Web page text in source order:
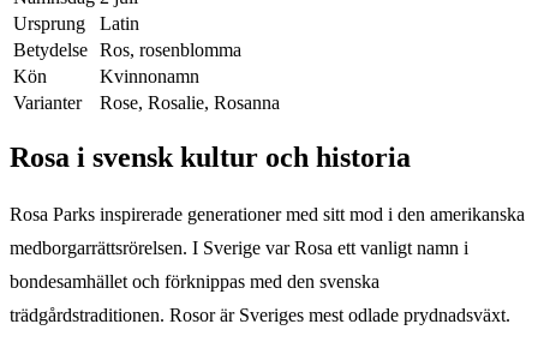
Ursprung
Latin
Betydelse Ros, rosenblomma
Kön
Kvinnonamn
Varianter
Rose, Rosalie, Rosanna
Rosa i svensk kultur och historia
Rosa Parks inspirerade generationer med sitt mod i den amerikanska
medborgarrättsrörelsen. I Sverige var Rosa ett vanligt namn i
bondesamhället och förknippas med den svenska
trädgårdstraditionen. Rosor är Sveriges mest odlade prydnadsväxt.